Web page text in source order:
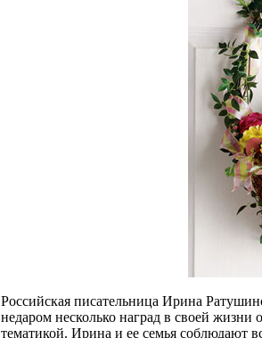
Российская писательница Ирина
недаром несколько наград в своей жизни
тематикой. Ирина и ее семья соблюдают